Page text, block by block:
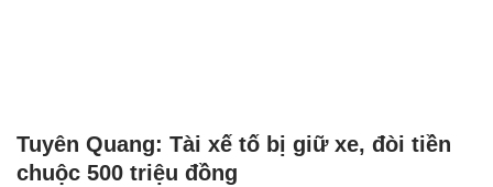
Tuyên Quang: Tài xế tố bị giữ xe, đòi tiền
chuộc 500 triệu đồng